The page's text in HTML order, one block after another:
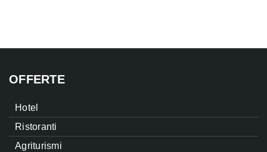
OFFERTE
Hotel
Ristoranti
Agriturismi